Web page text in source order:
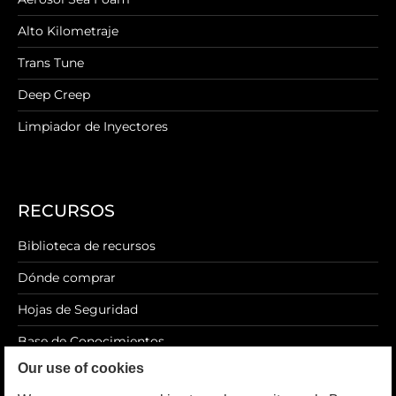
Our use of cookies
Alto Kilometraje
Trans Tune
Deep Creep
Limpiador de Inyectores
RECURSOS
Biblioteca de recursos
Dónde comprar
Hojas de Seguridad
Base de Conocimientos
Blog